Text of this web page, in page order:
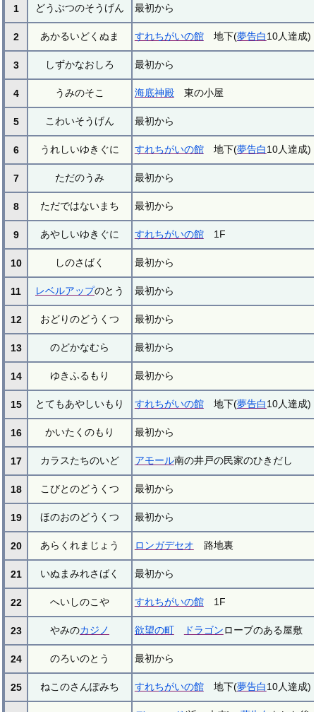
1 どうぶつのそうげん 最初から
2 あかるいどくぬま すれちがいの館地下(夢告白10人達成)
3 しずかなおしろ 最初から
4 うみのそこ 海底神殿東の小屋
5 こわいそうげん 最初から
6 うれしいゆきぐに すれちがいの館地下(夢告白10人達成)
7 ただのうみ 最初から
8 ただではないまち 最初から
9 あやしいゆきぐに すれちがいの館1F
10 しのさばく 最初から
11 レベルアップのとう 最初から
12 おどりのどうくつ 最初から
13 のどかなむら 最初から
14 ゆきふるもり 最初から
15 とてもあやしいもり すれちがいの館地下(夢告白10人達成)
16 かいたくのもり 最初から
17 カラスたちのいど アモール南の井戸の民家のひきだし
18 こびとのどうくつ 最初から
19 ほのおのどうくつ 最初から
20 あらくれまじょう ロンガデセオ 路地裏
21 いぬまみれさばく 最初から
22 へいしのこや すれちがいの館1F
23 やみのカジノ 欲望の町 ドラゴンローブのある屋敷
24 のろいのとう 最初から
25 ねこのさんぽみち すれちがいの館地下(夢告白10人達成)